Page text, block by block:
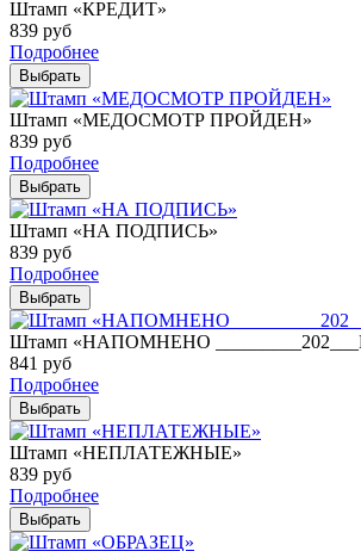
Штамп «КРЕДИТ»
839 руб
Подробнее
Выбрать
Штамп «МЕДОСМОТР ПРОЙДЕН»
839 руб
Подробнее
Выбрать
Штамп «НА ПОДПИСЬ»
839 руб
Подробнее
Выбрать
Штамп «НАПОМНЕНО
841 руб
Подробнее
Выбрать
Штамп «НЕПЛАТЕЖНЫЕ»
839 руб
Подробнее
Выбрать